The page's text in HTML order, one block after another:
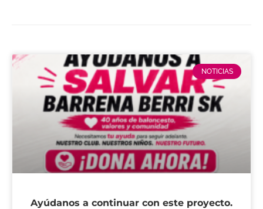
NOTICIAS
Ayúdanos a continuar con este proyecto.